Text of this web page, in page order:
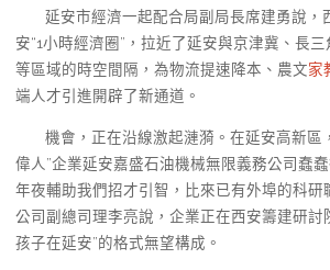
延安市經濟一起配合局副局長席建勇說，
安“1小時經濟圈”，拉近了延安與京津冀、長
等區域的時空間隔，為物流提速降本、農文家
端人才引進開辟了新通道。
機會，正在沿線激起漣漪。在延安高新區
偉人”企業延安嘉盛石油機械無限義務公司蠢
年夜輔助我們招才引智，比來已有外埠的科研
公司副總司理李亮說，企業正在西安籌建研討
孩子在延安”的格式無望構成。